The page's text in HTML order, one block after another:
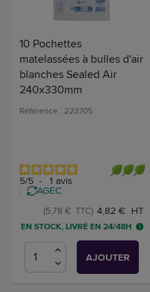
10 Pochettes
matelassées à bulles d'air
blanches Sealed Air
240x330mm
Référence : 223705
5/5 - 1 avis
AGEC
4,82 € HT
(5,78 € TTC)
EN STOCK, LIVRÉ EN 24/48H
AJOUTER